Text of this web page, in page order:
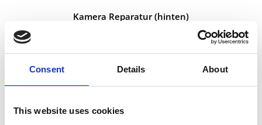
Consent Details About
This website uses cookies
Kamera Reparatur (hinten)
Kamera Reparatur (vorne)